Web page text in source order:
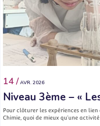
14 / AVR. 2026
Niveau 3ème – «
Pour clôturer les expériences en
Chimie, quoi de mieux qu’une